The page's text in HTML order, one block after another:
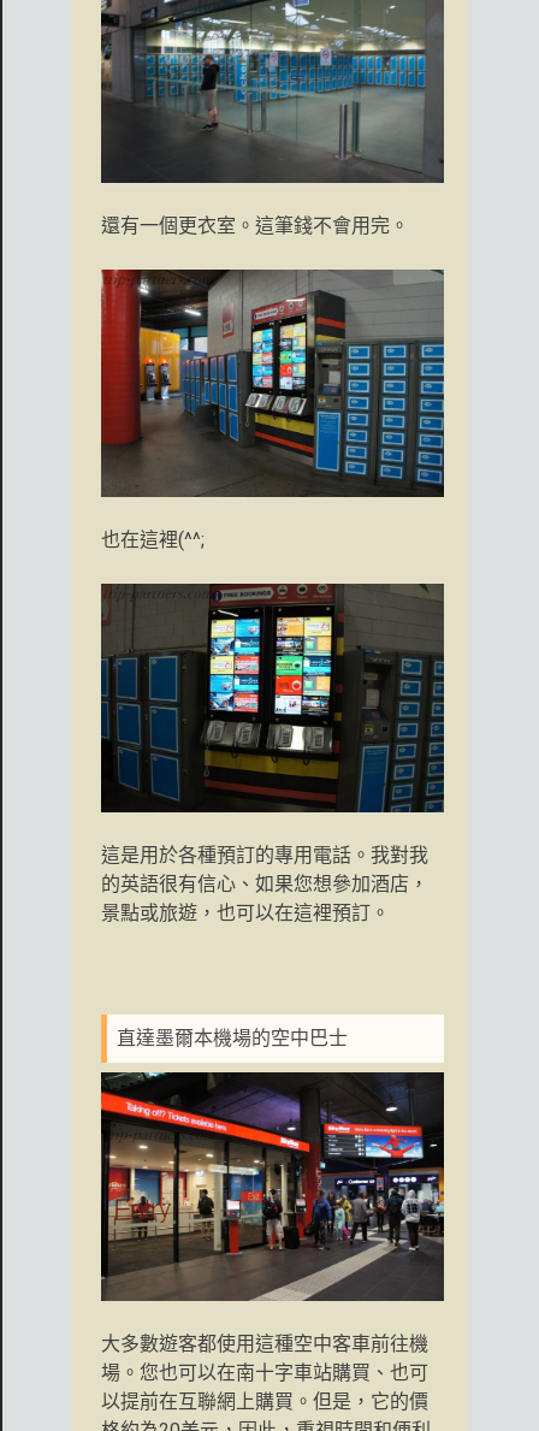
還有一個更衣室。這筆錢不會用完。
也在這裡(^^;
這是用於各種預訂的專用電話。我對我
的英語很有信心、如果您想參加酒店，
景點或旅遊，也可以在這裡預訂。
直達墨爾本機場的空中巴士
大多數遊客都使用這種空中客車前往機
場。您也可以在南十字車站購買、也可
以提前在互聯網上購買。但是，它的價